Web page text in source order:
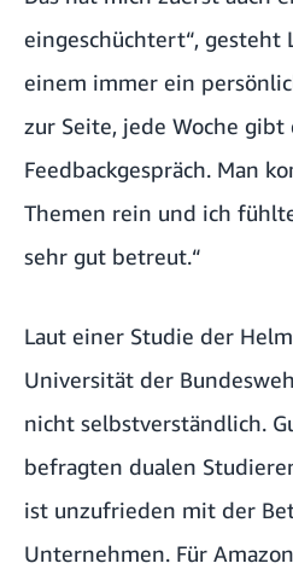
eingeschüchtert“, gesteht
einem immer ein
zur Seite, jede Woche gibt
Feedbackgespräch. Man
Themen rein und ich
sehr gut betreut.“
Laut einer Studie der
Universität der
nicht selbstverständlich.
befragten dualen
ist unzufrieden mit der
Unternehmen. Für